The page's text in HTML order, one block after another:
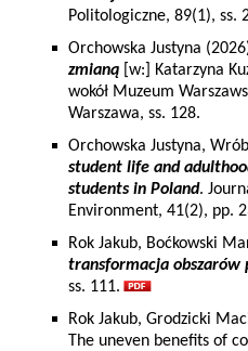
Politologiczne, 89(1), ss.
Orchowska Justyna
zmianą [w:] Katarzyna
wokół Muzeum
Warszawa, ss. 128.
Orchowska Justyna,
student life and
students in Poland.
Environment, 41(2), pp.
Rok Jakub, Boćkowski
transformacja obszarów
ss. 111.
Rok Jakub, Grodzicki
The uneven benefits of